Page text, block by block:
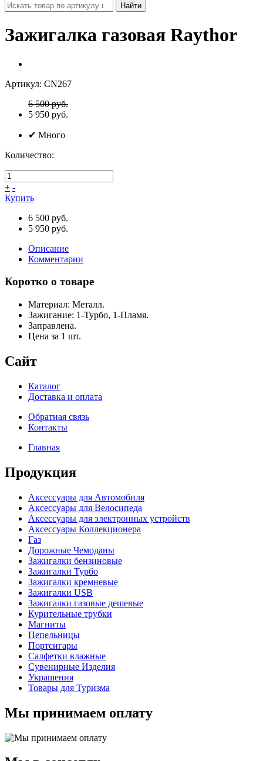
Найти
Зажигалка газовая Raythor
Артикул: CN267
6 500 руб.
5 950 руб.
✔ Много
Количество:
+ -
Купить
6 500 руб.
5 950 руб.
Описание
Комментарии
Коротко о товаре
Материал: Металл.
Зажигание: 1-Турбо, 1-Пламя.
Заправлена.
Цена за 1 шт.
Сайт
Каталог
Доставка и оплата
Обратная связь
Контакты
Главная
Продукция
Аксессуары для Автомобиля
Аксессуары для Велосипеда
Аксессуары для электронных устройств
Аксессуары Коллекционера
Газ
Дорожные Чемоданы
Зажигалки бензиновые
Зажигалки Турбо
Зажигалки кремневые
Зажигалки USB
Зажигалки газовые дешевые
Курительные трубки
Магниты
Пепельницы
Портсигары
Салфетки влажные
Сувенирные Изделия
Украшения
Товары для Туризма
Мы принимаем оплату